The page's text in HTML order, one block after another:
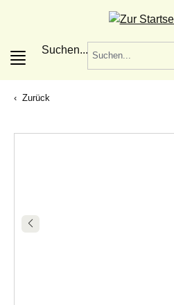
Suchen...
Zurück